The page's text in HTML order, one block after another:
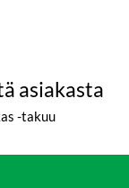
asiakasta
-takuu